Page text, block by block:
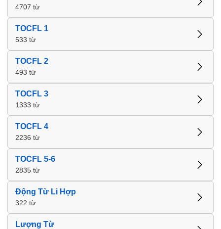
4707 từ
TOCFL 1
533 từ
TOCFL 2
493 từ
TOCFL 3
1333 từ
TOCFL 4
2236 từ
TOCFL 5-6
2835 từ
Động Từ Li Hợp
322 từ
Lượng Từ